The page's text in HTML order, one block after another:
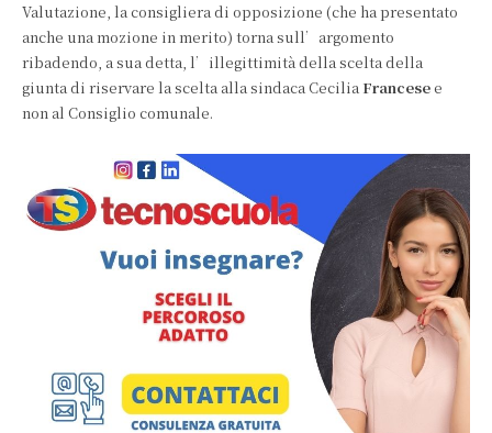
Valutazione, la consigliera di opposizione (che ha presentato
anche una mozione in merito) torna sull’argomento
ribadendo, a sua detta, l’illegittimità della scelta della
giunta di riservare la scelta alla sindaca Cecilia Francesee
non al Consiglio comunale.